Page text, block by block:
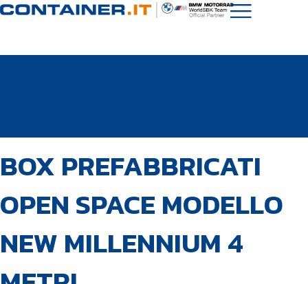
IN:
BOX PREFABBRICATI
OPEN SPACE MODELLO
NEW MILLENNIUM 4
il: